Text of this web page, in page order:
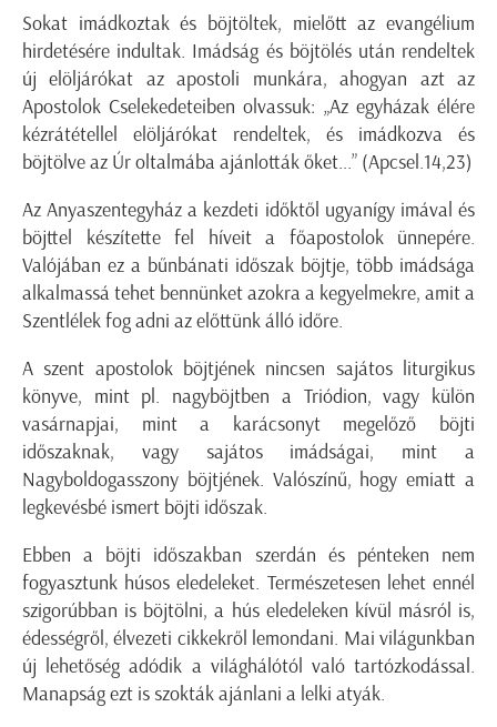
Sokat imádkoztak és böjtöltek, mielőtt az evangélium
hirdetésére indultak. Imádság és böjtölés után rendeltek
új elöljárókat az apostoli munkára, ahogyan azt az
Apostolok Cselekedeteiben olvassuk: „Az egyházak élére
kézrátétellel elöljárókat rendeltek, és imádkozva és
böjtölve az Úr oltalmába ajánlották őket...” (Apcsel.14,23)
Az Anyaszentegyház a kezdeti időktől ugyanígy imával és
böjttel készítette fel híveit a főapostolok ünnepére.
Valójában ez a bűnbánati időszak böjtje, több imádsága
alkalmassá tehet bennünket azokra a kegyelmekre, amit a
Szentlélek fog adni az előttünk álló időre.
A szent apostolok böjtjének nincsen sajátos liturgikus
könyve, mint pl. nagyböjtben a Triódion, vagy külön
vasárnapjai, mint a karácsonyt megelőző böjti
időszaknak, vagy sajátos imádságai, mint a
Nagyboldogasszony böjtjének. Valószínű, hogy emiatt a
legkevésbé ismert böjti időszak.
Ebben a böjti időszakban szerdán és pénteken nem
fogyasztunk húsos eledeleket. Természetesen lehet ennél
szigorúbban is böjtölni, a hús eledeleken kívül másról is,
édességről, élvezeti cikkekről lemondani. Mai világunkban
új lehetőség adódik a világhálótól való tartózkodással.
Manapság ezt is szokták ajánlani a lelki atyák.